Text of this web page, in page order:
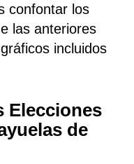
confontar los
las anteriores
incluidos
Elecciones
de